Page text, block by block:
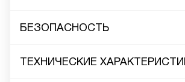
БЕЗОПАСНОСТЬ
ТЕХНИЧЕСКИЕ